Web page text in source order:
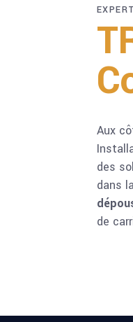
Aux
des
dans
de